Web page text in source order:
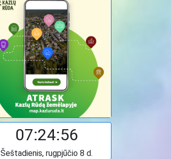
07:24:57
Šeštadienis, rugpjūčio 8 d.